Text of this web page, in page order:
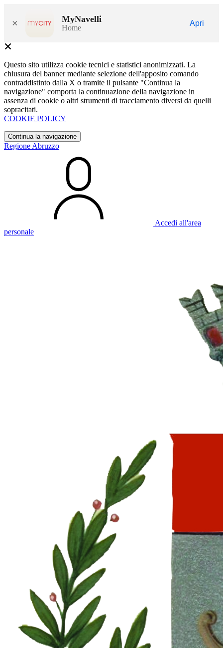
× MyNavelli
Home
Apri
Questo sito utilizza cookie tecnici e statistici anonimizzati. La
chiusura del banner mediante selezione dell'apposito comando
contraddistinto dalla X o tramite il pulsante "Continua la
navigazione" comporta la continuazione della navigazione in
assenza di cookie o altri strumenti di tracciamento diversi da quelli
sopracitati.
COOKIE POLICY
Continua la navigazione
Regione Abruzzo
Accedi all'area
personale